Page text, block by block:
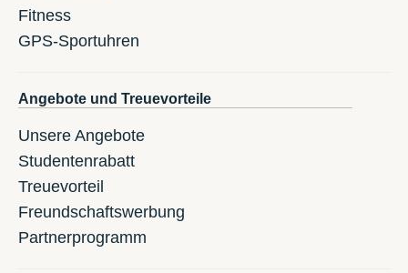
Fitness
GPS-Sportuhren
Angebote und Treuevorteile
Unsere Angebote
Studentenrabatt
Treuevorteil
Freundschaftswerbung
Partnerprogramm